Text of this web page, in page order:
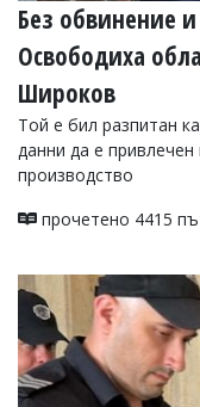
Без обвинение
Освободиха
Широков
Той е бил разпитан
данни да е
производство
прочетено 4415